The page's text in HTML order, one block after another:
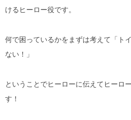
けるヒーロー役です。
何で困っているかをまずは考えて「ト
ない！」
ということでヒーローに伝えてヒーロ
す！